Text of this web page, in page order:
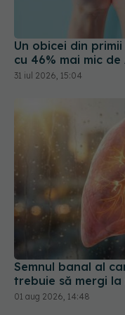
Un obicei din
cu 46% mai mic de
31 iul 2026, 15:04
Semnul banal al
trebuie să mergi la
01 aug 2026, 14:48